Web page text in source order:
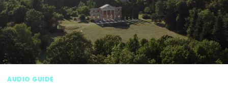
AUDIO GUIDE